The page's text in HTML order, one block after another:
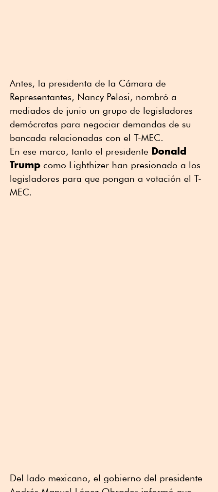
Antes, la presidenta de la Cámara de
Representantes, Nancy Pelosi, nombró a
mediados de junio un grupo de legisladores
demócratas para negociar demandas de su
bancada relacionadas con el T-MEC.
En ese marco, tanto el presidente Donald
Trump como Lighthizer han presionado a los
legisladores para que pongan a votación el T-
MEC.
Del lado mexicano, el gobierno del presidente